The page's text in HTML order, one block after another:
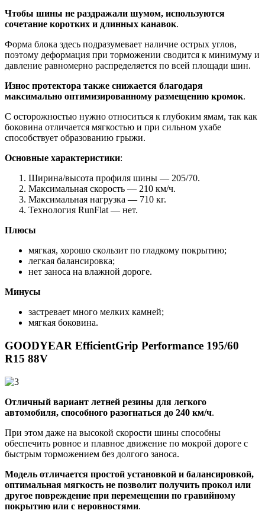
Чтобы шины не раздражали шумом, используются
сочетание коротких и длинных канавок.
Форма блока здесь подразумевает наличие острых углов,
поэтому деформация при торможении сводится к минимуму и
давление равномерно распределяется по всей площади шин.
Износ протектора также снижается благодаря
максимально оптимизированному размещению кромок.
С осторожностью нужно относиться к глубоким ямам, так как
боковина отличается мягкостью и при сильном ухабе
способствует образованию грыжи.
Основные характеристики:
Ширина/высота профиля шины — 205/70.
Максимальная скорость — 210 км/ч.
Максимальная нагрузка — 710 кг.
Технология RunFlat — нет.
Плюсы
мягкая, хорошо скользит по гладкому покрытию;
легкая балансировка;
нет заноса на влажной дороге.
Минусы
застревает много мелких камней;
мягкая боковина.
GOODYEAR EfficientGrip Performance 195/60
R15 88V
Отличный вариант летней резины для легкого
автомобиля, способного разогнаться до 240 км/ч.
При этом даже на высокой скорости шины способны
обеспечить ровное и плавное движение по мокрой дороге с
быстрым торможением без долгого заноса.
Модель отличается простой установкой и балансировкой,
оптимальная мягкость не позволит получить прокол или
другое повреждение при перемещении по гравийному
покрытию или с неровностями.